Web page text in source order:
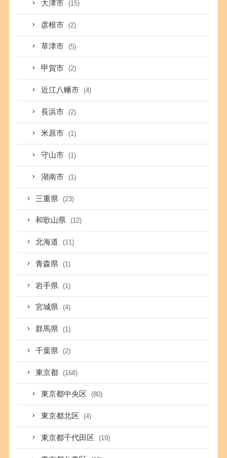
大津市 (15)
彦根市 (2)
草津市 (5)
甲賀市 (2)
近江八幡市 (4)
長浜市 (2)
米原市 (1)
守山市 (1)
湖南市 (1)
三重県 (23)
和歌山県 (12)
北海道 (11)
青森県 (1)
岩手県 (1)
宮城県 (4)
群馬県 (1)
千葉県 (2)
東京都 (168)
東京都中央区 (80)
東京都北区 (4)
東京都千代田区 (19)